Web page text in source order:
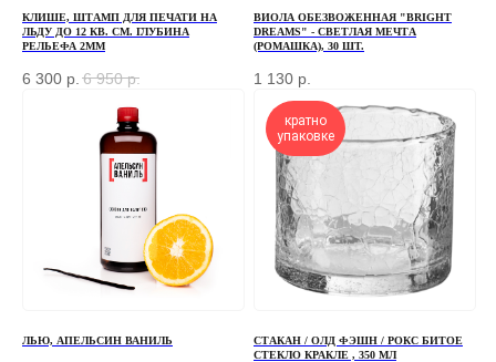
КЛИШЕ, ШТАМП ДЛЯ ПЕЧАТИ НА
ЛЬДУ ДО 12 КВ. СМ. ГЛУБИНА
РЕЛЬЕФА 2ММ
6 300 р. 6 950 р.
ВИОЛА ОБЕЗВОЖЕННАЯ "BRIGHT
DREAMS" - СВЕТЛАЯ МЕЧТА
(РОМАШКА), 30 ШТ.
1 130 р.
ЛЬЮ, АПЕЛЬСИН ВАНИЛЬ
кратно
упаковке
СТАКАН / ОЛД ФЭШН / РОКС БИТОЕ
СТЕКЛО КРАКЛЕ , 350 МЛ
конфиденциальности и обработки персональных данных
ОТПРАВИТЬ
+7 (966) 077-55-50
Г. МОСКВА, ДЕРБЕНЕВСКАЯ
ПЕРЕД ПОСЕЩЕНИЕМ ОФИСА, ПОЖАЛУЙСТА,